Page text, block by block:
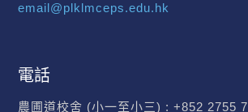
email@plklmceps.edu.hk
電話
農圃道校舍 (小一至小三) : +852 2755